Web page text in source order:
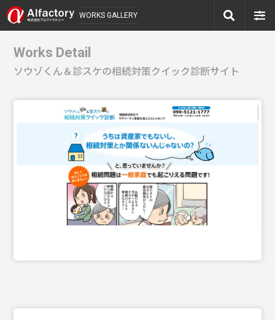
WORKS GALLERY
Works Detail
ソウゾくん＆診スケの相続対策クイック診断サイト